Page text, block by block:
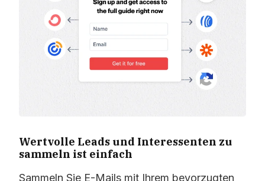
Wertvolle Leads und Interessenten zu
sammeln ist einfach
Sammeln Sie E-Mails mit Ihrem bevorzugten